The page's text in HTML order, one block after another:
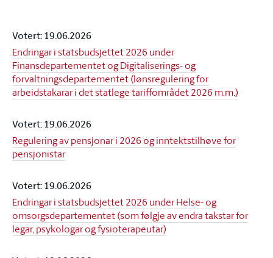
Votert: 19.06.2026
Endringar i statsbudsjettet 2026 under
Finansdepartementet og Digitaliserings- og
forvaltningsdepartementet (lønsregulering for
arbeidstakarar i det statlege tariffområdet 2026 m.m.)
Votert: 19.06.2026
Regulering av pensjonar i 2026 og inntektstilhøve for
pensjonistar
Votert: 19.06.2026
Endringar i statsbudsjettet 2026 under Helse- og
omsorgsdepartementet (som følgje av endra takstar for
legar, psykologar og fysioterapeutar)